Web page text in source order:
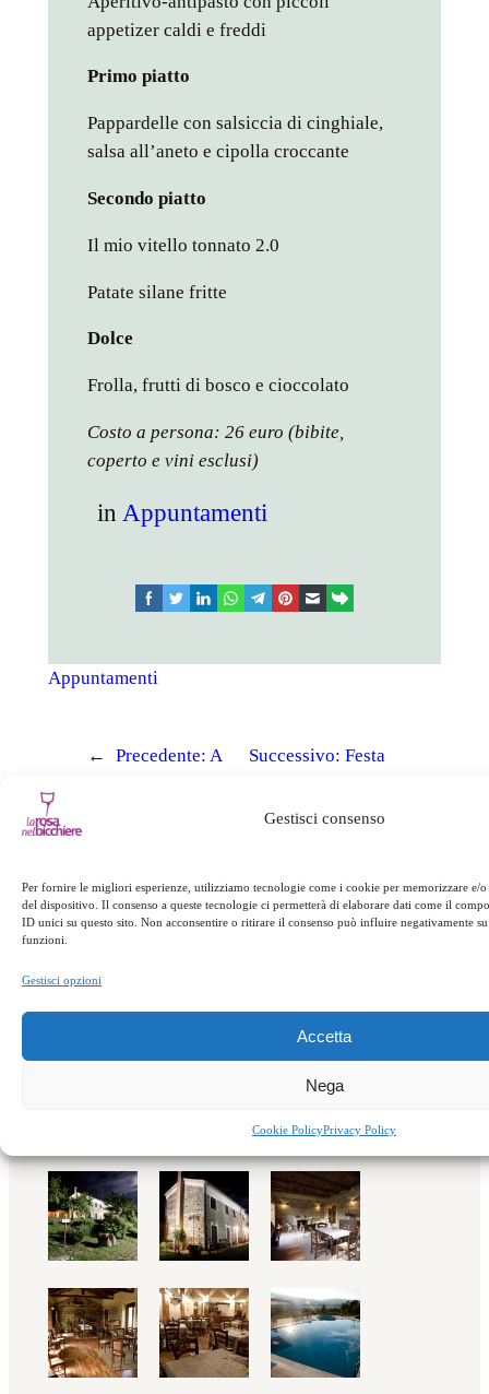
Gestisci consenso
Per fornire le migliori esperienze, utilizziamo tecnologie come i cookie per memorizzare e/
del dispositivo. Il consenso a queste tecnologie ci permetterà di elaborare dati come il
ID unici su questo sito. Non acconsentire o ritirare il consenso può influire negativamente
funzioni.
Gestisci opzioni
Accetta
Nega
Cookie PolicyPrivacy Policy
appetizer caldi e freddi
Primo piatto
Pappardelle con salsiccia di cinghiale,
salsa all’aneto e cipolla croccante
Secondo piatto
Il mio vitello tonnato 2.0
Patate silane fritte
Dolce
Frolla, frutti di bosco e cioccolato
Costo a persona: 26 euro (bibite,
coperto e vini esclusi)
in Appuntamenti
facebooktwitterlinkedinwhatsapptelegram
pinterest email link
Appuntamenti
← Precedente: A
Successivo: Festa
Soveria Mannelli / CZ